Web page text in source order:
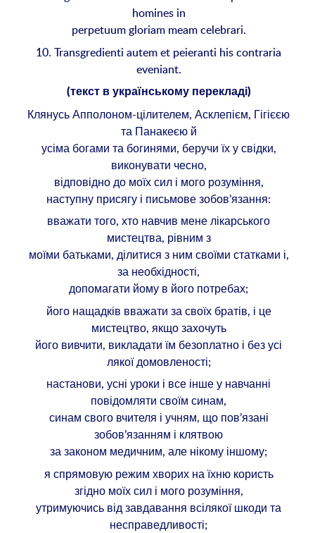
homines in
perpetuum gloriam meam celebrari.
10. Transgredienti autem et peieranti his contraria
eveniant.
(текст в українському перекладі)
Клянусь Апполоном-цілителем, Асклепієм, Гігієєю
та Панакеєю й
усіма богами та богинями, беручи їх у свідки,
виконувати чесно,
відповідно до моїх сил і мого розуміння,
наступну присягу і письмове зобов’язання:
вважати того, хто навчив мене лікарського
мистецтва, рівним з
моїми батьками, ділитися з ним своїми статками і,
за необхідності,
допомагати йому в його потребах;
його нащадків вважати за своїх братів, і це
мистецтво, якщо захочуть
його вивчити, викладати їм безоплатно і без усі
лякої домовленості;
настанови, усні уроки і все інше у навчанні
повідомляти своїм синам,
синам свого вчителя і учням, що пов’язані
зобов’язанням і клятвою
за законом медичним, але нікому іншому;
я спрямовую режим хворих на їхню користь
згідно моїх сил і мого розуміння,
утримуючись від завдавання всілякої шкоди та
несправедливості;